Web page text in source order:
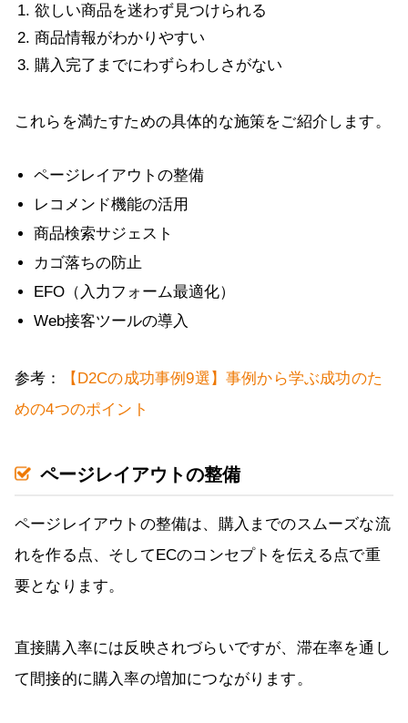
欲しい商品を迷わず見つけられる
商品情報がわかりやすい
購入完了までにわずらわしさがない
これらを満たすための具体的な施策をご紹介します。
ページレイアウトの整備
レコメンド機能の活用
商品検索サジェスト
カゴ落ちの防止
EFO（入力フォーム最適化）
Web接客ツールの導入
参考：
【D2Cの成功事例9選】事例から学ぶ成功のた
めの4つのポイント
ページレイアウトの整備
ページレイアウトの整備は、購入までのスムーズな流
れを作る点、そしてECのコンセプトを伝える点で重
要となります。
直接購入率には反映されづらいですが、滞在率を通し
て間接的に購入率の増加につながります。